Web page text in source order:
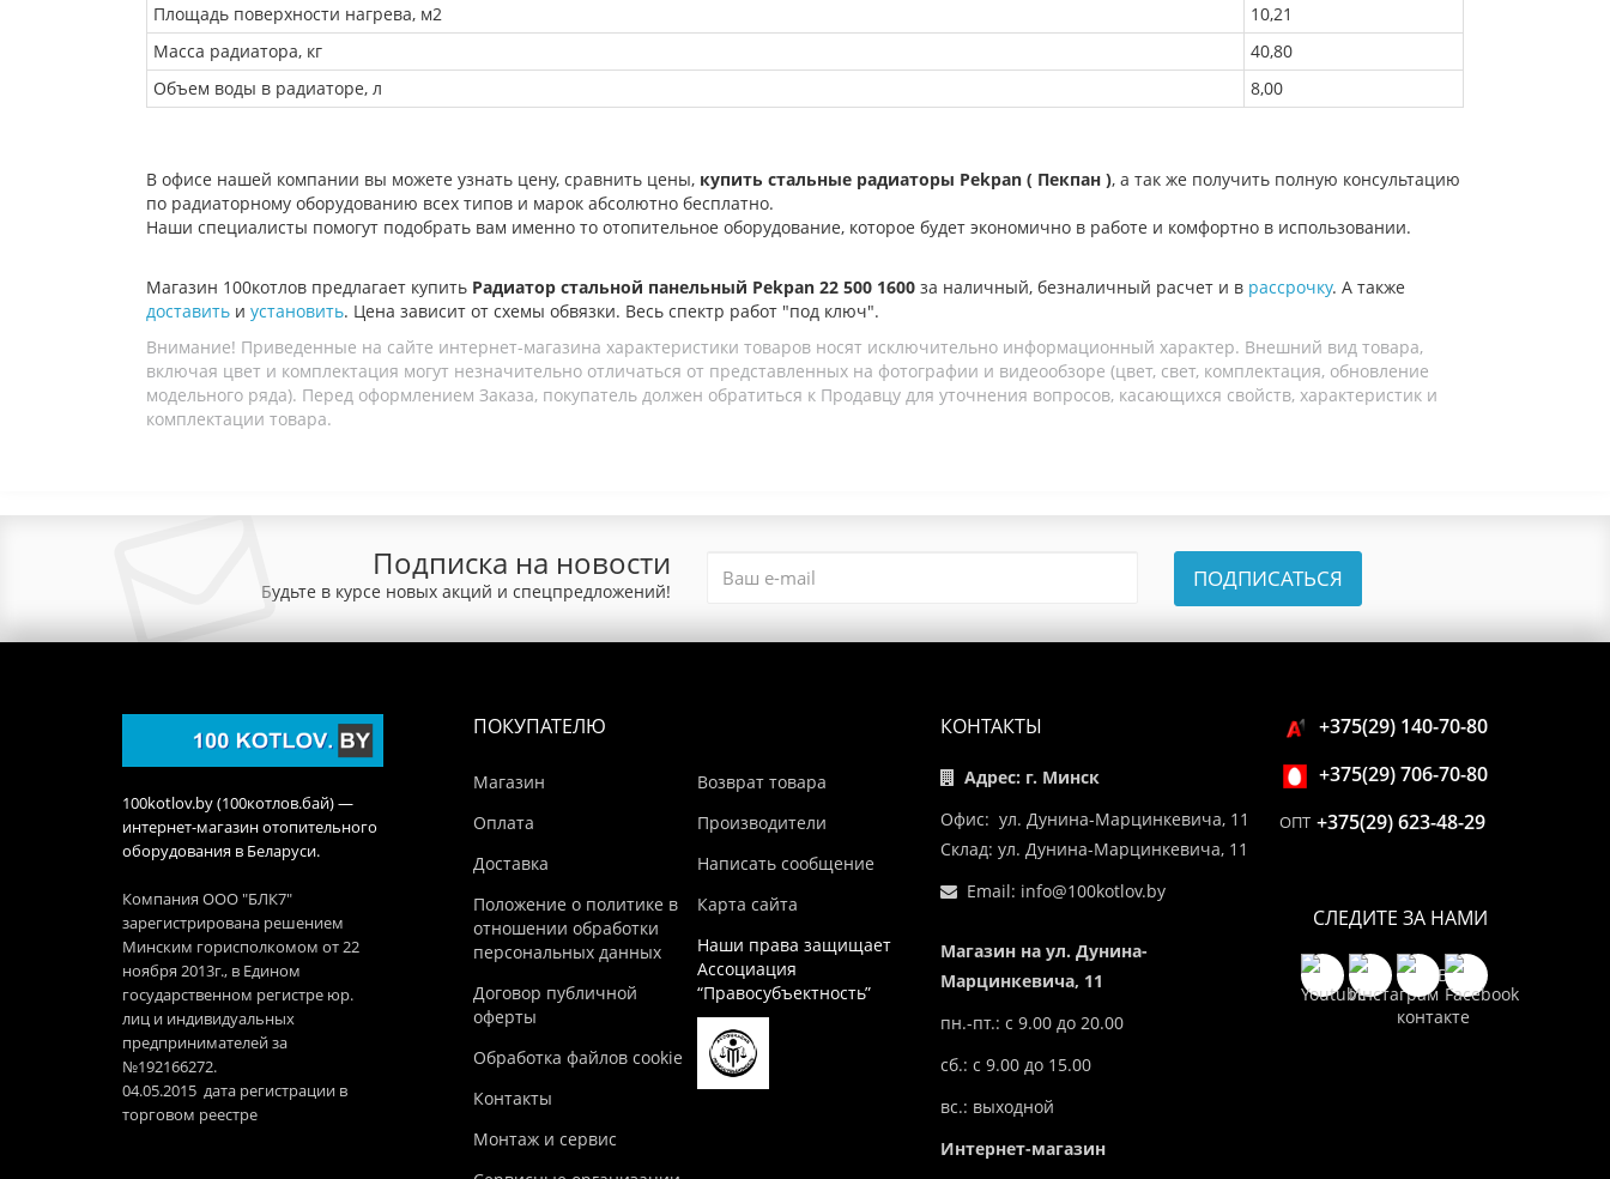
Площадь поверхности нагрева, м2
10,21
Масса радиатора, кг
40,80
Объем воды в радиаторе, л
8,00
В офисе нашей компании вы можете узнать цену, сравнить цены, купить стальные радиаторы Pekpan ( Пекпан ), а так же получить полную консультацию
по радиаторному оборудованию всех типов и марок абсолютно бесплатно.
Наши специалисты помогут подобрать вам именно то отопительное оборудование, которое будет экономично в работе и комфортно в использовании.
Магазин 100котлов предлагает купить Радиатор стальной панельный Pekpan 22 500 1600 за наличный, безналичный расчет и в рассрочку. А также
доставить и установить. Цена зависит от схемы обвязки. Весь спектр работ "под ключ".
Внимание! Приведенные на сайте интернет-магазина характеристики товаров носят исключительно информационный характер. Внешний вид товара,
включая цвет и комплектация могут незначительно отличаться от представленных на фотографии и видеообзоре (цвет, свет, комплектация, обновление
модельного ряда). Перед оформлением Заказа, покупатель должен обратиться к Продавцу для уточнения вопросов, касающихся свойств, характеристик и
комплектации товара.
Подписка на новости
Будьте в курсе новых акций и спецпредложений! ПОДПИСАТЬСЯ
100kotlov.by (100котлов.бай) —
интернет-магазин отопительного
оборудования в Беларуси.
Компания ООО "БЛК7"
зарегистрирована решением
Минским горисполкомом от 22
ноября 2013г., в Едином
государственном регистре юр.
лиц и индивидуальных
предпринимателей за
№192166272.
04.05.2015 дата регистрации в
торговом реестре
ПОКУПАТЕЛЮ
Магазин
Оплата
Доставка
Положение о политике в
отношении обработки
персональных данных
Договор публичной
оферты
Обработка файлов cookie
Контакты
Монтаж и сервис
Возврат товара
Производители
Написать сообщение
Карта сайта
Наши права защищает
Ассоциация
“Правосубъектность”
КОНТАКТЫ
Адрес: г. Минск
Офис: ул. Дунина-Марцинкевича, 11
Склад: ул. Дунина-Марцинкевича, 11
Email: info@100kotlov.by
Магазин на ул. Дунина-
Марцинкевича, 11
пн.-пт.: с 9.00 до 20.00
сб.: с 9.00 до 15.00
вс.: выходной
Интернет-магазин
+375(29) 140-70-80
+375(29) 706-70-80
ОПТ +375(29) 623-48-29
СЛЕДИТЕ ЗА НАМИ